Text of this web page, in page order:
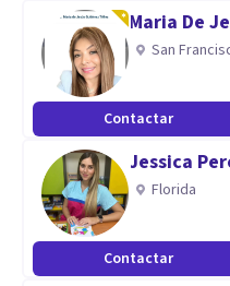
Maria De
San
Contactar
Jessica
Florida
Contactar